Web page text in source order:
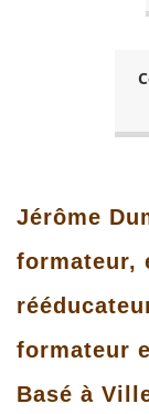
Jérôme
formateur,
formateur
Basé à